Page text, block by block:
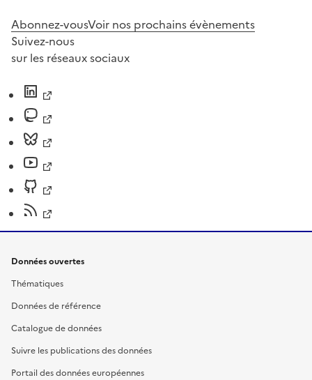
Abonnez-vousVoir nos prochains évènements
Suivez-nous
sur les réseaux sociaux
Données ouvertes
Thématiques
Données de référence
Catalogue de données
Suivre les publications des données
Portail des données européennes